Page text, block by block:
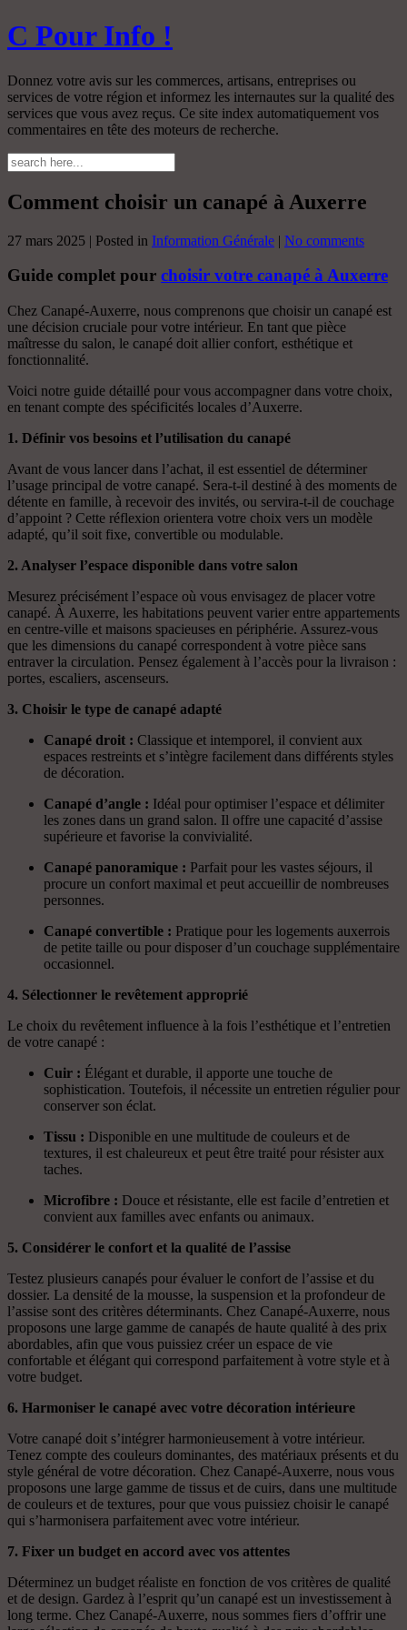
C Pour Info !
Donnez votre avis sur les commerces, artisans, entreprises ou
services de votre région et informez les internautes sur la qualité des
services que vous avez reçus. Ce site index automatiquement vos
commentaires en tête des moteurs de recherche.
Comment choisir un canapé à Auxerre
27 mars 2025 | Posted in Information Générale | No comments
Guide complet pour choisir votre canapé à Auxerre
Chez Canapé-Auxerre, nous comprenons que choisir un canapé est
une décision cruciale pour votre intérieur. En tant que pièce
maîtresse du salon, le canapé doit allier confort, esthétique et
fonctionnalité.
Voici notre guide détaillé pour vous accompagner dans votre choix,
en tenant compte des spécificités locales d’Auxerre.
1. Définir vos besoins et l’utilisation du canapé
Avant de vous lancer dans l’achat, il est essentiel de déterminer
l’usage principal de votre canapé. Sera-t-il destiné à des moments de
détente en famille, à recevoir des invités, ou servira-t-il de couchage
d’appoint ? Cette réflexion orientera votre choix vers un modèle
adapté, qu’il soit fixe, convertible ou modulable.
2. Analyser l’espace disponible dans votre salon
Mesurez précisément l’espace où vous envisagez de placer votre
canapé. À Auxerre, les habitations peuvent varier entre appartements
en centre-ville et maisons spacieuses en périphérie. Assurez-vous
que les dimensions du canapé correspondent à votre pièce sans
entraver la circulation. Pensez également à l’accès pour la livraison :
portes, escaliers, ascenseurs.
3. Choisir le type de canapé adapté
Canapé droit : Classique et intemporel, il convient aux
espaces restreints et s’intègre facilement dans différents styles
de décoration.
Canapé d’angle : Idéal pour optimiser l’espace et délimiter
les zones dans un grand salon. Il offre une capacité d’assise
supérieure et favorise la convivialité.
Canapé panoramique : Parfait pour les vastes séjours, il
procure un confort maximal et peut accueillir de nombreuses
personnes.
Canapé convertible : Pratique pour les logements auxerrois
de petite taille ou pour disposer d’un couchage supplémentaire
occasionnel.
4. Sélectionner le revêtement approprié
Le choix du revêtement influence à la fois l’esthétique et l’entretien
de votre canapé :
Cuir : Élégant et durable, il apporte une touche de
sophistication. Toutefois, il nécessite un entretien régulier pour
conserver son éclat.
Tissu : Disponible en une multitude de couleurs et de
textures, il est chaleureux et peut être traité pour résister aux
taches.
Microfibre : Douce et résistante, elle est facile d’entretien et
convient aux familles avec enfants ou animaux.
5. Considérer le confort et la qualité de l’assise
Testez plusieurs canapés pour évaluer le confort de l’assise et du
dossier. La densité de la mousse, la suspension et la profondeur de
l’assise sont des critères déterminants. Chez Canapé-Auxerre, nous
proposons une large gamme de canapés de haute qualité à des prix
abordables, afin que vous puissiez créer un espace de vie
confortable et élégant qui correspond parfaitement à votre style et à
votre budget.
6. Harmoniser le canapé avec votre décoration intérieure
Votre canapé doit s’intégrer harmonieusement à votre intérieur.
Tenez compte des couleurs dominantes, des matériaux présents et du
style général de votre décoration. Chez Canapé-Auxerre, nous vous
proposons une large gamme de tissus et de cuirs, dans une multitude
de couleurs et de textures, pour que vous puissiez choisir le canapé
qui s’harmonisera parfaitement avec votre intérieur.
7. Fixer un budget en accord avec vos attentes
Déterminez un budget réaliste en fonction de vos critères de qualité
et de design. Gardez à l’esprit qu’un canapé est un investissement à
long terme. Chez Canapé-Auxerre, nous sommes fiers d’offrir une